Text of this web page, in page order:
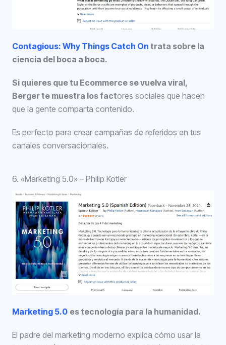
Contagious: Why Things Catch On trata sobre la
ciencia del boca a boca.
Si quieres que tu Ecommerce se vuelva viral,
Berger te muestra los factores sociales que hacen
que la gente comparta contenido.
Es perfecto para crear campañas de referidos en tus
canales conversacionales.
6. «Marketing 5.0» – Philip Kotler
Marketing 5.0 es tecnología para la humanidad.
El padre del marketing moderno explica cómo usar la